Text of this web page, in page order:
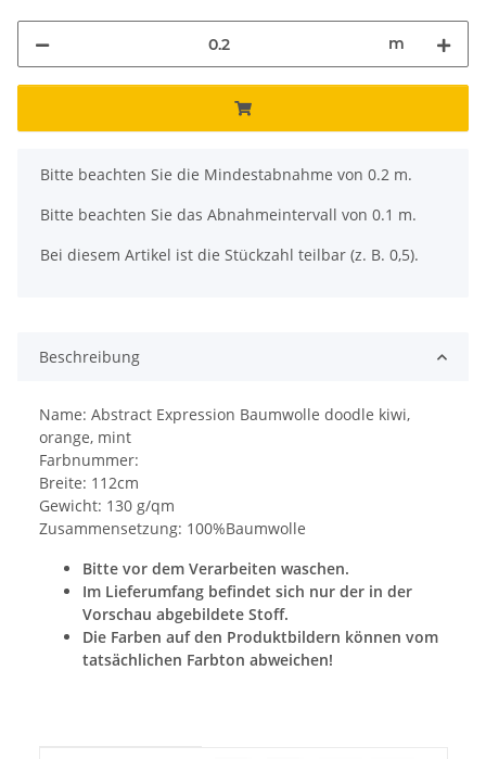
m
x
Bitte beachten Sie die Mindestabnahme von 0.2 m.
Bitte beachten Sie das Abnahmeintervall von 0.1 m.
Bei diesem Artikel ist die Stückzahl teilbar (z. B. 0,5).
Beschreibung
Name: Abstract Expression Baumwolle doodle kiwi,
orange, mint
Farbnummer:
Breite: 112cm
Gewicht: 130 g/qm
Zusammensetzung: 100%Baumwolle
Bitte vor dem Verarbeiten waschen.
Im Lieferumfang befindet sich nur der in der
Vorschau abgebildete Stoff.
Die Farben auf den Produktbildern können vom
tatsächlichen Farbton abweichen!